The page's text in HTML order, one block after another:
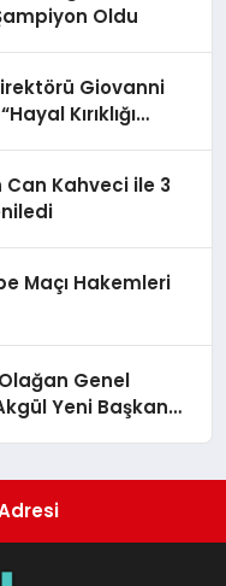
Oldu
Giovanni
Kırıklığı
Kahveci ile 3
Maçı Hakemleri
Genel
Yeni Başkan